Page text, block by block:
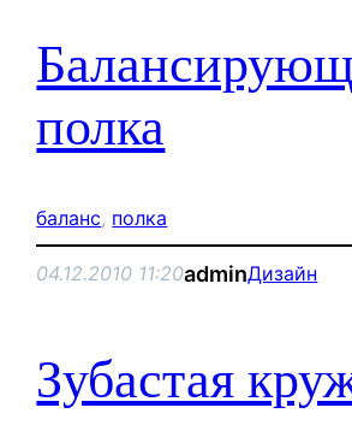
полка
баланс, полка
04.12.2010 11:20adminДизайн
Зубастая